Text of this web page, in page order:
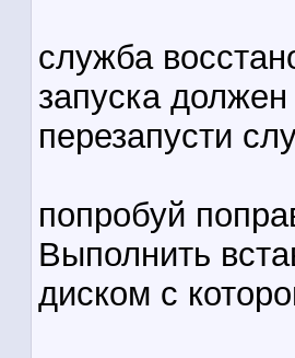
служба
запуска
перезапусти
попробуй
Выполнить
диском с